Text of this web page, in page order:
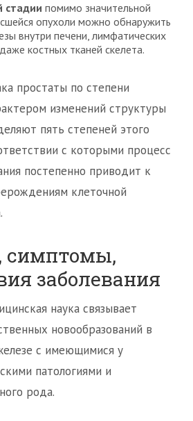
стадии помимо значительной
опухоли можно обнаружить
внутри печени, лимфатических
костных тканей скелета.
простаты по степени
изменений структуры
пять степеней этого
с которыми процесс
постепенно приводит к
клеточной
симптомы,
заболевания
наука связывает
новообразований в
с имеющимися у
патологиями и
рода.